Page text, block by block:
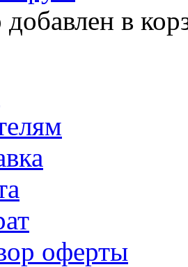
добавлен в
оферты